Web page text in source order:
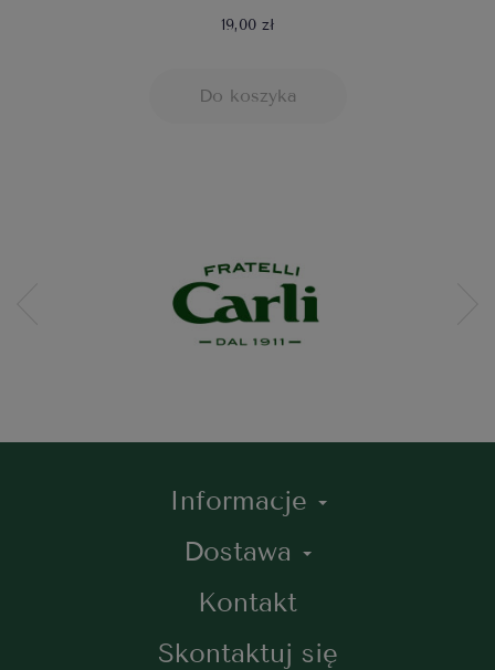
19,00 zł
Do koszyka
Informacje
Dostawa
Kontakt
Skontaktuj się